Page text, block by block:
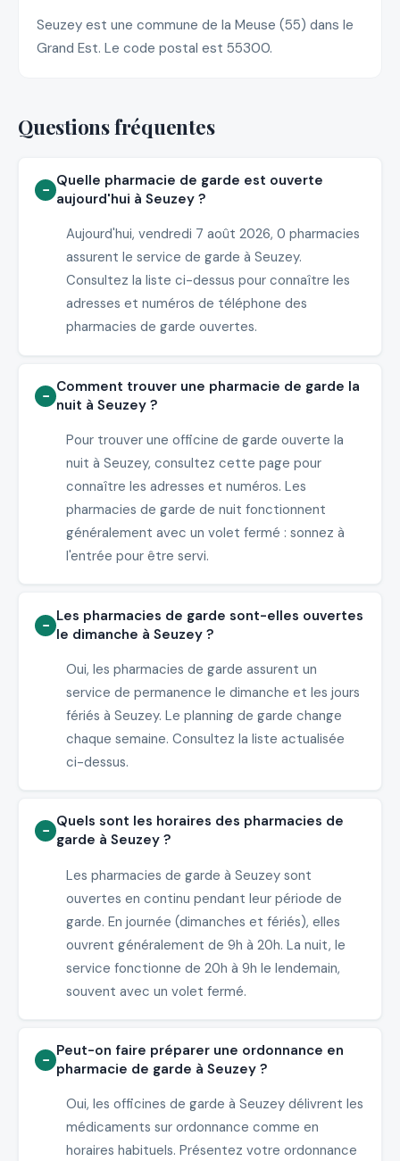
Seuzey est une commune de la Meuse (55) dans le
Grand Est. Le code postal est 55300.
Questions fréquentes
Quelle pharmacie de garde est ouverte
aujourd'hui à Seuzey ?
Aujourd'hui, vendredi 7 août 2026, 0 pharmacies
assurent le service de garde à Seuzey.
Consultez la liste ci-dessus pour connaître les
adresses et numéros de téléphone des
pharmacies de garde ouvertes.
Comment trouver une pharmacie de garde la
nuit à Seuzey ?
Pour trouver une officine de garde ouverte la
nuit à Seuzey, consultez cette page pour
connaître les adresses et numéros. Les
pharmacies de garde de nuit fonctionnent
généralement avec un volet fermé : sonnez à
l'entrée pour être servi.
Les pharmacies de garde sont-elles ouvertes
le dimanche à Seuzey ?
Oui, les pharmacies de garde assurent un
service de permanence le dimanche et les jours
fériés à Seuzey. Le planning de garde change
chaque semaine. Consultez la liste actualisée
ci-dessus.
Quels sont les horaires des pharmacies de
garde à Seuzey ?
Les pharmacies de garde à Seuzey sont
ouvertes en continu pendant leur période de
garde. En journée (dimanches et fériés), elles
ouvrent généralement de 9h à 20h. La nuit, le
service fonctionne de 20h à 9h le lendemain,
souvent avec un volet fermé.
Peut-on faire préparer une ordonnance en
pharmacie de garde à Seuzey ?
Oui, les officines de garde à Seuzey délivrent les
médicaments sur ordonnance comme en
horaires habituels. Présentez votre ordonnance